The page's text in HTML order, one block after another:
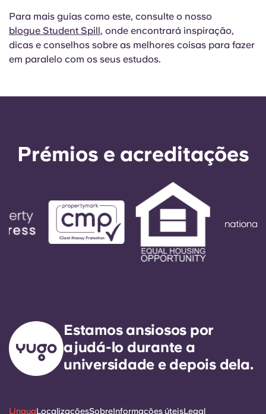
Para mais guias como este, consulte o nosso
blogue Student Spill, onde encontrará inspiração,
dicas e conselhos sobre as melhores coisas para fazer
em paralelo com os seus estudos.
Prémios e acreditações
Estamos ansiosos por
ajudá-lo durante a
universidade e depois dela.
LínguaLocalizaçõesSobreInformações úteisLegal